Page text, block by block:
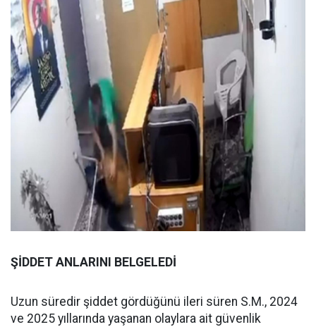
ŞİDDET ANLARINI BELGELEDİ
Uzun süredir şiddet gördüğünü ileri süren S.M., 2024
ve 2025 yıllarında yaşanan olaylara ait güvenlik